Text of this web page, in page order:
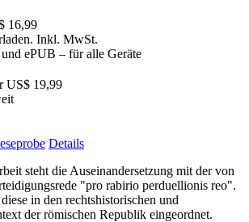
16,99
Inkl. MwSt.
ePUB – für alle Geräte
US$ 19,99
Details
steht die Auseinandersetzung mit der von
"pro rabirio perduellionis reo".
in den rechtshistorischen und
der römischen Republik eingeordnet.